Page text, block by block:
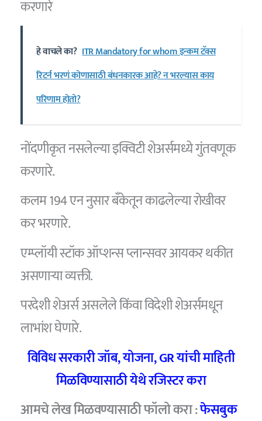
करणारे
हे वाचले का? ITR Mandatory for whom इन्कम टॅक्स
रिटर्न भरणं कोणासाठी बंधनकारक आहे? न भरल्यास काय
परिणाम होतो?
नोंदणीकृत नसलेल्या इक्विटी शेअर्समध्ये गुंतवणूक
करणारे.
कलम 194 एन नुसार बँकेतून काढलेल्या रोखीवर
कर भरणारे.
एम्प्लॉयी स्टॉक ऑप्शन्स प्लान्सवर आयकर थकीत
असणाऱ्या व्यक्ती.
परदेशी शेअर्स असलेले किंवा विदेशी शेअर्समधून
लाभांश घेणारे.
विविध सरकारी जॉब, योजना, GR यांची माहिती
मिळविण्यासाठी येथे रजिस्टर करा
आमचे लेख मिळवण्यासाठी फॉलो करा :फेसबुक